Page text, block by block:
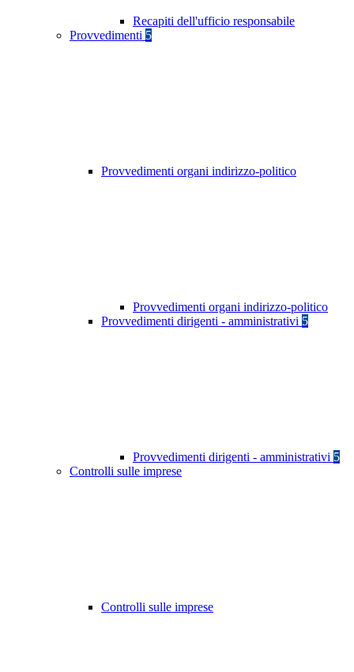
Recapiti dell'ufficio responsabile
Provvedimenti 5
Provvedimenti organi indirizzo-politico
Provvedimenti organi indirizzo-politico
Provvedimenti dirigenti - amministrativi 5
Provvedimenti dirigenti - amministrativi 5
Controlli sulle imprese
Controlli sulle imprese